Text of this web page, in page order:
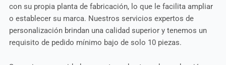
con su propia planta de fabricación, lo que le facilita ampliar
o establecer su marca. Nuestros servicios expertos de
personalización brindan una calidad superior y tenemos un
requisito de pedido mínimo bajo de solo 10 piezas.